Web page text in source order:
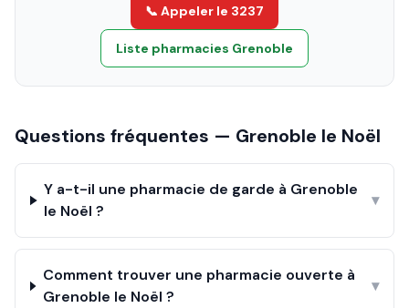
📞 Appeler le 3237
Liste pharmacies Grenoble
Questions fréquentes — Grenoble le Noël
Y a-t-il une pharmacie de garde à Grenoble
le Noël ?
▾
Comment trouver une pharmacie ouverte à
Grenoble le Noël ?
▾